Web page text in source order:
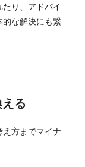
り、アドバイ
的な解決にも繋
る
方までマイナ